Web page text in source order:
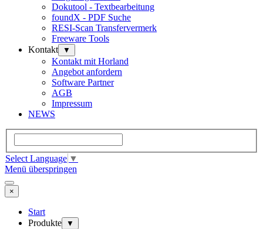
Dokutool - Textbearbeitung
foundX - PDF Suche
RESI-Scan Transfervermerk
Freeware Tools
Kontakt
▼
Kontakt mit Horland
Angebot anfordern
Software Partner
AGB
Impressum
NEWS
Select Language ▼
Menü überspringen
×
Start
Produkte
▼